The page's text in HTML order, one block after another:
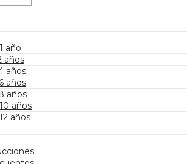
año
años
años
años
años
años
años